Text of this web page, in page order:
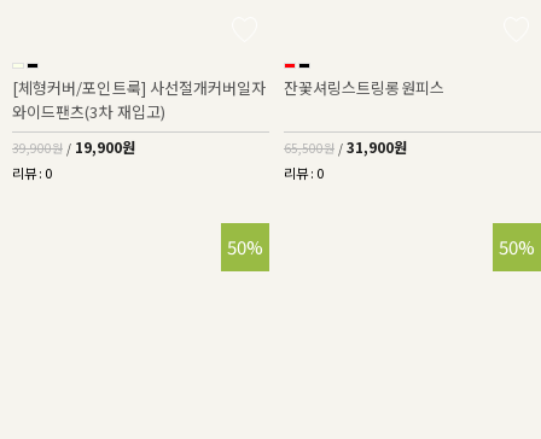
[체형커버/포인트룩] 사선절개커버일자
와이드팬츠(3차 재입고)
39,900원 / 19,900원
리뷰 : 0
잔꽃셔링스트링롱원피스
65,500원 / 31,900원
리뷰 : 0
50% 50%